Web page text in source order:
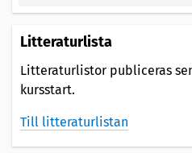
Litteraturlista
Litteraturlistor publiceras
kursstart.
Till litteraturlistan